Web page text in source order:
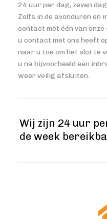
24 uur per dag, zeven
Zelfs in de avonduren en
contact met één van
u contact met ons heeft
naar u toe om het slot te
u na bijvoorbeeld een
weer veilig afsluiten.
Wij zijn 24 uur
de week